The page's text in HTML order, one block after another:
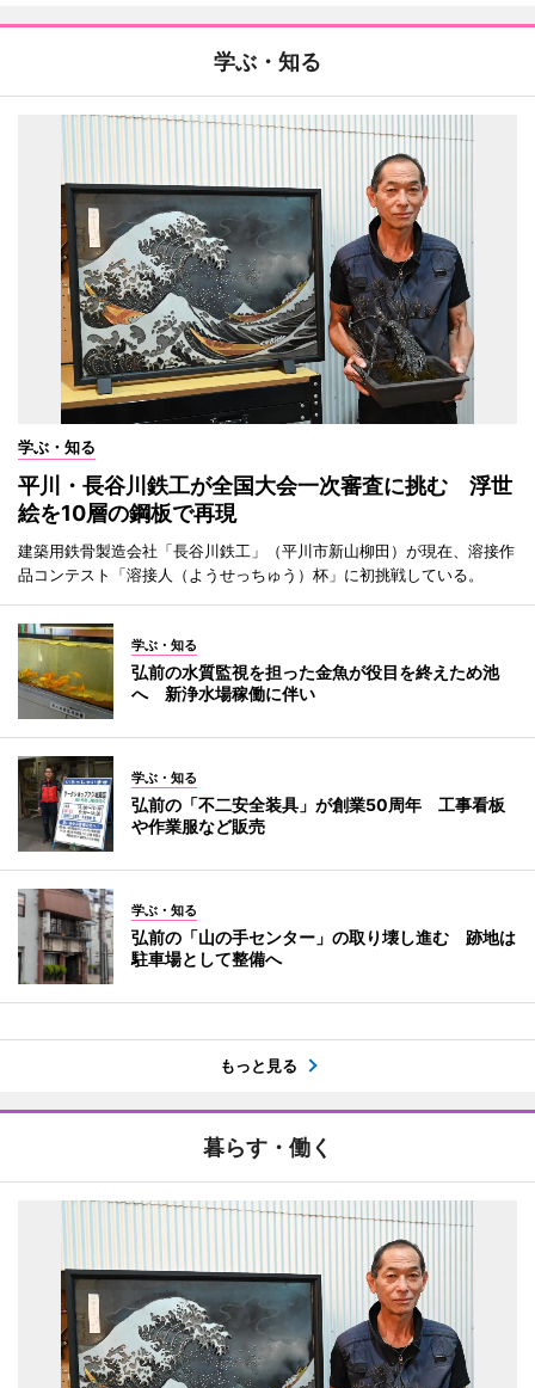
学ぶ・知る
学ぶ・知る
平川・長谷川鉄工が全国大会一次審査に挑む 浮世
絵を10層の鋼板で再現
建築用鉄骨製造会社「長谷川鉄工」（平川市新山柳田）が現在、溶接作
品コンテスト「溶接人（ようせっちゅう）杯」に初挑戦している。
学ぶ・知る
弘前の水質監視を担った金魚が役目を終えため池
へ 新浄水場稼働に伴い
学ぶ・知る
弘前の「不二安全装具」が創業50周年 工事看板
や作業服など販売
学ぶ・知る
弘前の「山の手センター」の取り壊し進む 跡地は
駐車場として整備へ
もっと見る
暮らす・働く